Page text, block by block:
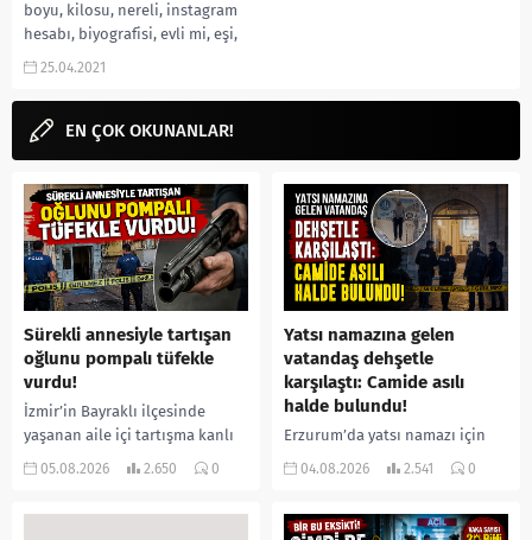
boyu, kilosu, nereli, instagram
hesabı, biyografisi, evli mi, eşi,
Haber Global spikeri haber
25.04.2021
EN ÇOK OKUNANLAR!
Sürekli annesiyle tartışan
oğlunu pompalı tüfekle
vurdu!
İzmir’in Bayraklı ilçesinde
yaşanan aile içi tartışma kanlı
bitti. İddiaya göre, uzun süredir
05.08.2026 2.650 0
Yatsı namazına gelen
vatandaş dehşetle
karşılaştı: Camide asılı
halde bulundu!
Erzurum’da yatsı namazı için
camiye gelen bir vatandaş,
yerine sevk edilen...
04.08.2026 2.541 0